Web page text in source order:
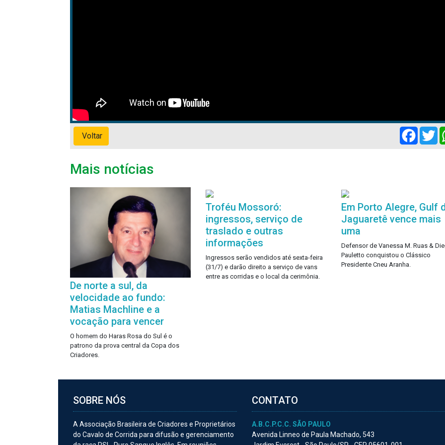
Voltar
Mais notícias
De norte a sul, da
velocidade ao fundo:
Matias Machline e a
vocação para vencer
O homem do Haras Rosa do Sul é o
patrono da prova central da Copa dos
Criadores.
Troféu Mossoró:
ingressos, serviço de
traslado e outras
informações
Ingressos serão vendidos até sexta-feira
(31/7) e darão direito a serviço de vans
entre as corridas e o local da cerimônia.
Em Porto Alegre, Gulf
Jaguaretê vence mais
uma
Defensor de Vanessa M. Ruas &
Pauletto conquistou o Clássico
Presidente Cneu Aranha.
SOBRE NÓS
A Associação Brasileira de Criadores e Proprietários
do Cavalo de Corrida para difusão e gerenciamento
CONTATO
A.B.C.P.C.C. SÃO PAULO
Avenida Linneo de Paula Machado, 543